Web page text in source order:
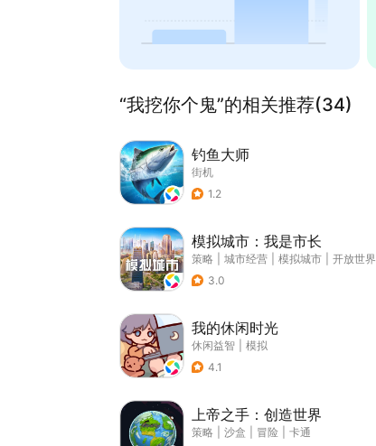
“我挖你个鬼”的相关推荐(34)
钓鱼大师
街机
1.2
模拟城市：我是市长
策略 城市经营 模拟城市
开放世界
3.0
我的休闲时光
休闲益智
模拟
4.1
上帝之手：创造世界
策略 沙盒 冒险
卡通